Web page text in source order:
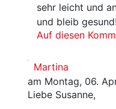
sehr leicht und
und bleib gesund!
Auf diesen
Martina
am Montag, 06.
Liebe Susanne,